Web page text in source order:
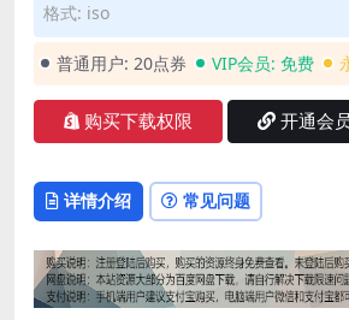
格式: iso
普通用户: 20点券 VIP会员: 免费
购买下载权限 开通会
详情介绍 常见问题